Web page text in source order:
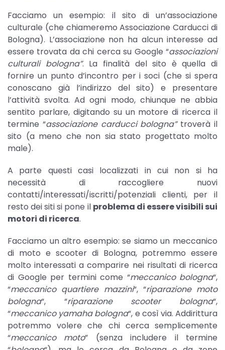
Facciamo un esempio: il sito di un’associazione
culturale (che chiameremo Associazione Carducci di
Bologna). L’associazione non ha alcun interesse ad
essere trovata da chi cerca su Google “associazioni
culturali bologna”. La finalità del sito è quella di
fornire un punto d’incontro per i soci (che si spera
conoscano già l’indirizzo del sito) e presentare
l’attività svolta. Ad ogni modo, chiunque ne abbia
sentito parlare, digitando su un motore di ricerca il
termine “associazione carducci bologna”troverà il
sito (a meno che non sia stato progettato molto
male).
A parte questi casi localizzati in cui non si ha
necessità di raccogliere nuovi
contatti/interessati/iscritti/potenziali clienti, per il
resto dei siti si pone il problema di essere visibili sui
motori di ricerca.
Facciamo un altro esempio: se siamo un meccanico
di moto e scooter di Bologna, potremmo essere
molto interessati a comparire nei risultati di ricerca
di Google per termini come “meccanico bologna“,
“meccanico quartiere mazzini“, “riparazione moto
bologna“, “riparazione scooter bologna“,
“meccanico yamaha bologna“, e così via. Addirittura
potremmo volere che chi cerca semplicemente
“meccanico moto” (senza includere il termine